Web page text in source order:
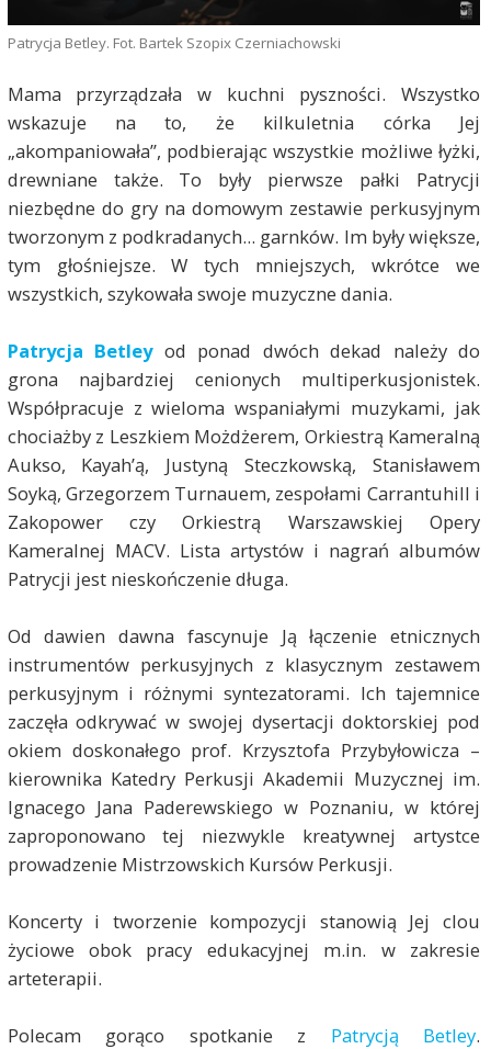
Patrycja Betley. Fot. Bartek Szopix Czerniachowski
Mama przyrządzała w kuchni pyszności. Wszystko
wskazuje na to, że kilkuletnia córka Jej
„akompaniowała”, podbierając wszystkie możliwe łyżki,
drewniane także. To były pierwsze pałki Patrycji
niezbędne do gry na domowym zestawie perkusyjnym
tworzonym z podkradanych... garnków. Im były większe,
tym głośniejsze. W tych mniejszych, wkrótce we
wszystkich, szykowała swoje muzyczne dania.
Patrycja Betleyod ponad dwóch dekad należy do
grona najbardziej cenionych multiperkusjonistek.
Współpracuje z wieloma wspaniałymi muzykami, jak
chociażby z Leszkiem Możdżerem, Orkiestrą Kameralną
Aukso, Kayah’ą, Justyną Steczkowską, Stanisławem
Soyką, Grzegorzem Turnauem, zespołami Carrantuhill i
Zakopower czy Orkiestrą Warszawskiej Opery
Kameralnej MACV. Lista artystów i nagrań albumów
Patrycji jest nieskończenie długa.
Od dawien dawna fascynuje Ją łączenie etnicznych
instrumentów perkusyjnych z klasycznym zestawem
perkusyjnym i różnymi syntezatorami. Ich tajemnice
zaczęła odkrywać w swojej dysertacji doktorskiej pod
okiem doskonałego prof. Krzysztofa Przybyłowicza –
kierownika Katedry Perkusji Akademii Muzycznej im.
Ignacego Jana Paderewskiego w Poznaniu, w której
zaproponowano tej niezwykle kreatywnej artystce
prowadzenie Mistrzowskich Kursów Perkusji.
Koncerty i tworzenie kompozycji stanowią Jej clou
życiowe obok pracy edukacyjnej m.in. w zakresie
arteterapii.
Polecam gorąco spotkanie z Patrycją Betley.